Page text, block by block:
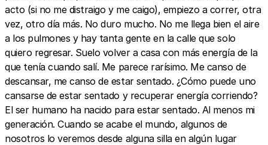
acto (si no me distraigo y me caigo), empiezo a correr, otra
vez, otro día más. No duro mucho. No me llega bien el aire
a los pulmones y hay tanta gente en la calle que solo
quiero regresar. Suelo volver a casa con más energía de la
que tenía cuando salí. Me parece rarísimo. Me canso de
descansar, me canso de estar sentado. ¿Cómo puede uno
cansarse de estar sentado y recuperar energía corriendo?
El ser humano ha nacido para estar sentado. Al menos mi
generación. Cuando se acabe el mundo, algunos de
nosotros lo veremos desde alguna silla en algún lugar